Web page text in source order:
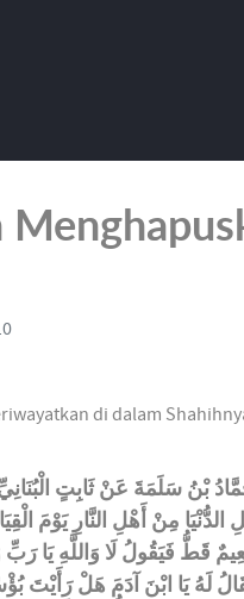
di dalam
حَمَّادُ بْنُ سَلَمَةَ عَنْ ثَابِتٍ
مِنْ أَهْلِ النَّارِ يَوْمَ
قَطُّ فَيَقُولُ لَا وَاللَّهِ يَا
لَهُ يَا ابْنَ آدَمَ هَلْ